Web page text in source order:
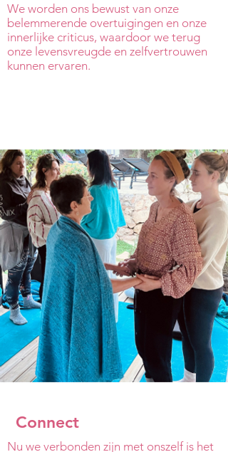
We worden ons bewust van onze
belemmerende overtuigingen en onze
innerlijke criticus, waardoor we terug
onze levensvreugde en zelfvertrouwen
kunnen ervaren.​
Connect
Nu we verbonden zijn met onszelf is het